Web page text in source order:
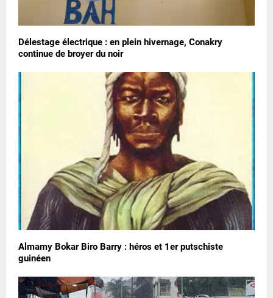
Délestage électrique : en plein hivernage, Conakry
continue de broyer du noir
Almamy Bokar Biro Barry : héros et 1er putschiste
guinéen